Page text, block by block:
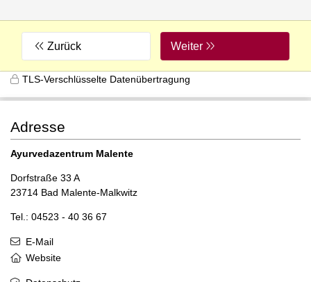
Zurück Weiter
TLS-Verschlüsselte Datenübertragung
Adresse
Ayurvedazentrum Malente
Dorfstraße 33 A
23714 Bad Malente-Malkwitz
Tel.: 04523 - 40 36 67
E-Mail
Website